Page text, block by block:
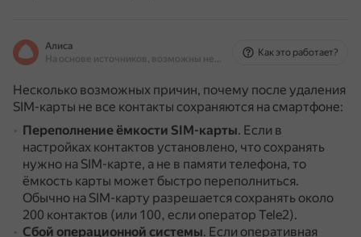
Алиса
На основе источников, возможны неточности
Как это работает?
Несколько возможных причин, почему после удаления
SIM-карты не все контакты сохраняются на смартфоне:
Переполнение ёмкости SIM-карты. Если в
настройках контактов установлено, что сохранять
нужно на SIM-карте, а не в памяти телефона, то
ёмкость карты может быстро переполниться.
Обычно на SIM-карту разрешается сохранять около
200 контактов (или 100, если оператор Tele2).
Сбой операционной системы. Если оперативная